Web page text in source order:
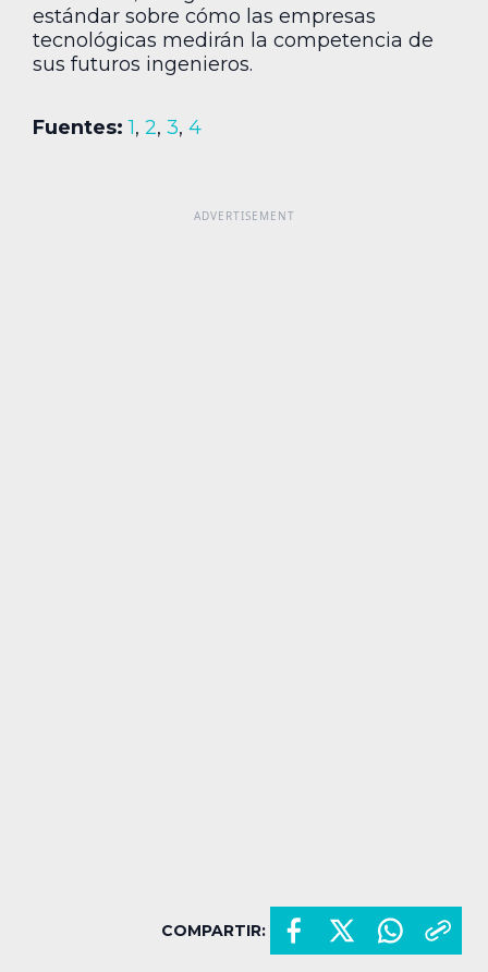
estándar sobre cómo las empresas
tecnológicas medirán la competencia de
sus futuros ingenieros.
Fuentes: 1, 2, 3, 4
COMPARTIR: